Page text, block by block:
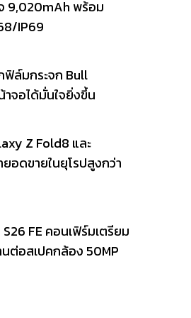
9,020mAh พร้อม
IP69
ฟิล์มกระจก Bull
จอได้มั่นใจยิ่งขึ้น
Z Fold8 และ
อดขายในยุโรปสูงกว่า
FE คอนเฟิร์มเตรียม
ต่อสเปคกล้อง 50MP